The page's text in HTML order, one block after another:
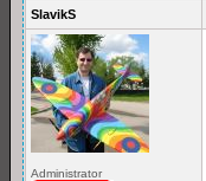
SlavikS
Administrator